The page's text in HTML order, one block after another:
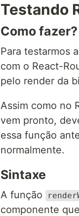
Testando
Como fazer?
Para testarmos
com o React-
pelo render da
Assim como no
vem pronto,
essa função
normalmente.
Sintaxe
A função
componente